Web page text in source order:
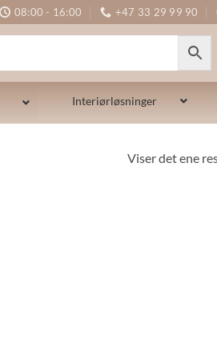
08:00 - 16:00 +47 33 29 99 90
Interiørløsninger
Viser det ene